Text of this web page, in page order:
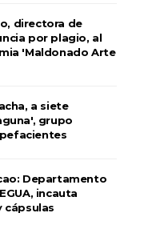
directora de
por plagio, al
'Maldonado Arte
a siete
grupo
Departamento
incauta